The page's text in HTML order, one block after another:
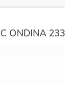
ONDINA 233